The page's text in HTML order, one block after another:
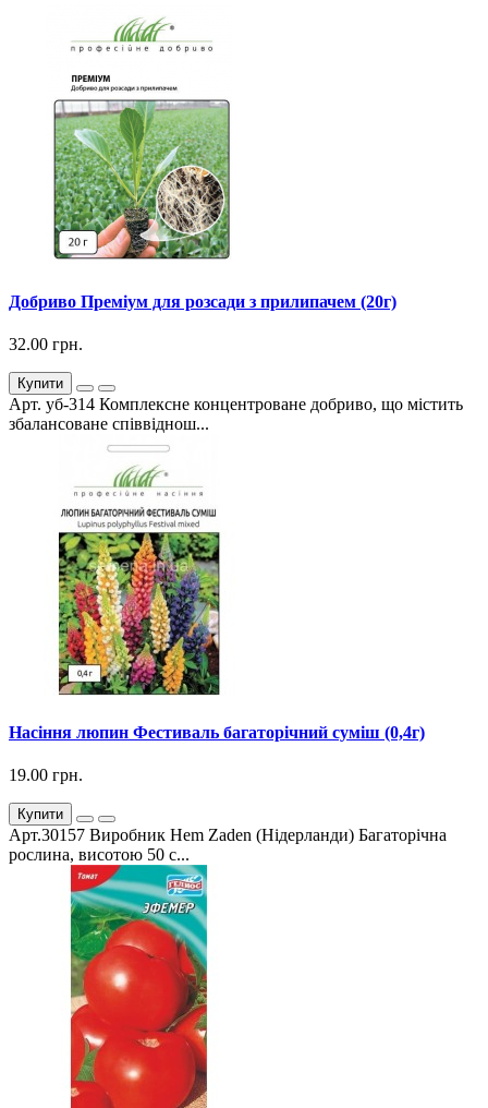
Добриво Преміум для розсади з прилипачем (20г)
32.00 грн.
Купити
Арт. уб-314 Комплексне концентроване добриво, що містить
збалансоване співвіднош...
Насіння люпин Фестиваль багаторічний суміш (0,4г)
19.00 грн.
Купити
Арт.30157 Виробник Hem Zaden (Нідерланди) Багаторічна
рослина, висотою 50 с...